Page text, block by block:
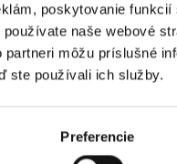
poskytovanie
naše webové
partneri môžu príslušné
ste používali ich služby.
Preferencie
3 výsledky